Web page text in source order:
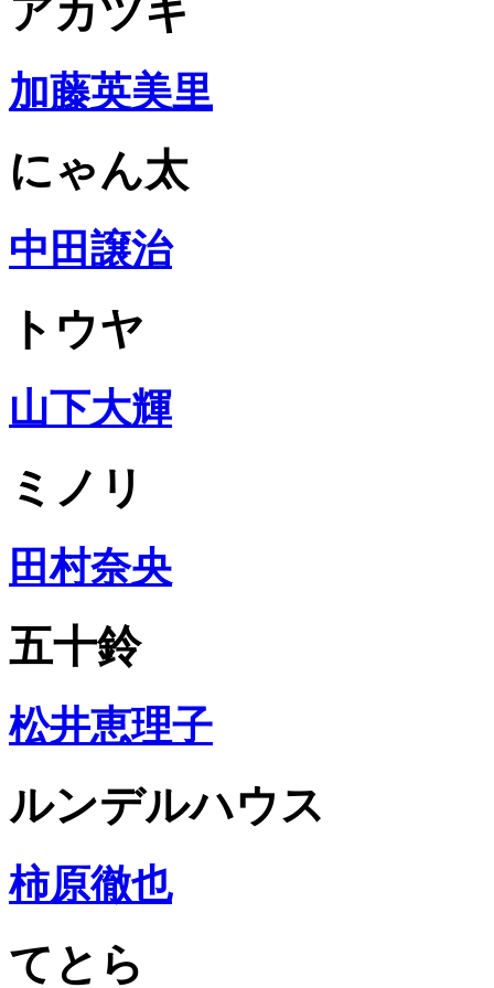
アカツキ
加藤英美里
にゃん太
中田譲治
トウヤ
山下大輝
ミノリ
田村奈央
五十鈴
松井恵理子
ルンデルハウス
柿原徹也
てとら